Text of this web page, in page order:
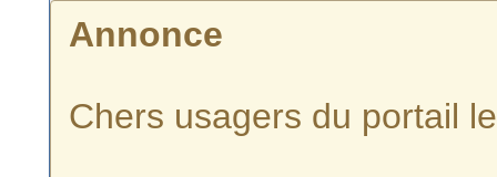
Annonce
Chers usagers du portail